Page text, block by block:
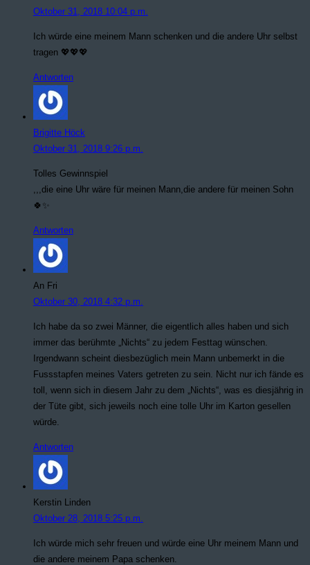
Oktober 31, 2018 10:04 p.m.
Ich würde eine meinem Mann schenken und die andere Uhr selbst
tragen 💖💖💖
Antworten
Brigitte Höck
Oktober 31, 2018 9:26 p.m.
Tolles Gewinnspiel
,,,die eine Uhr wäre für meinen Mann,die andere für meinen Sohn
🍀✨
Antworten
An Fri
Oktober 30, 2018 4:32 p.m.
Ich habe da so zwei Männer, die eigentlich alles haben und sich
immer das berühmte „Nichts“ zu jedem Festtag wünschen.
Irgendwann scheint diesbezüglich mein Mann unbemerkt in die
Fussstapfen meines Vaters getreten zu sein. Nicht nur ich fände es
toll, wenn sich in diesem Jahr zu dem „Nichts“, was es diesjährig in
der Tüte gibt, sich jeweils noch eine tolle Uhr im Karton gesellen
würde.
Antworten
Kerstin Linden
Oktober 28, 2018 5:25 p.m.
Ich würde mich sehr freuen und würde eine Uhr meinem Mann und
die andere meinem Papa schenken.